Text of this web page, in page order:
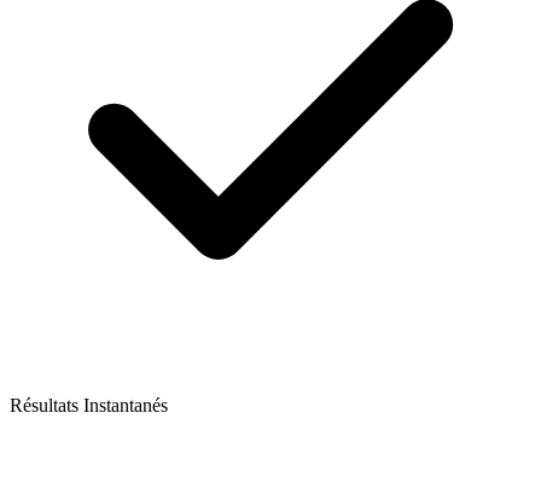
Résultats Instantanés